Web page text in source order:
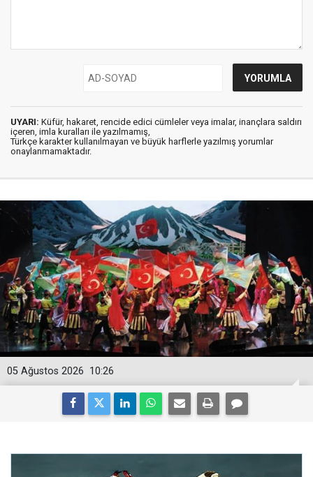
UYARI: Küfür, hakaret, rencide edici cümleler veya imalar, inançlara saldırı
içeren, imla kuralları ile yazılmamış,
Türkçe karakter kullanılmayan ve büyük harflerle yazılmış yorumlar
onaylanmamaktadır.
10:26
05 Ağustos 2026